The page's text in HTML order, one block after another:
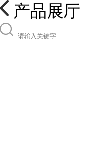
产品展厅